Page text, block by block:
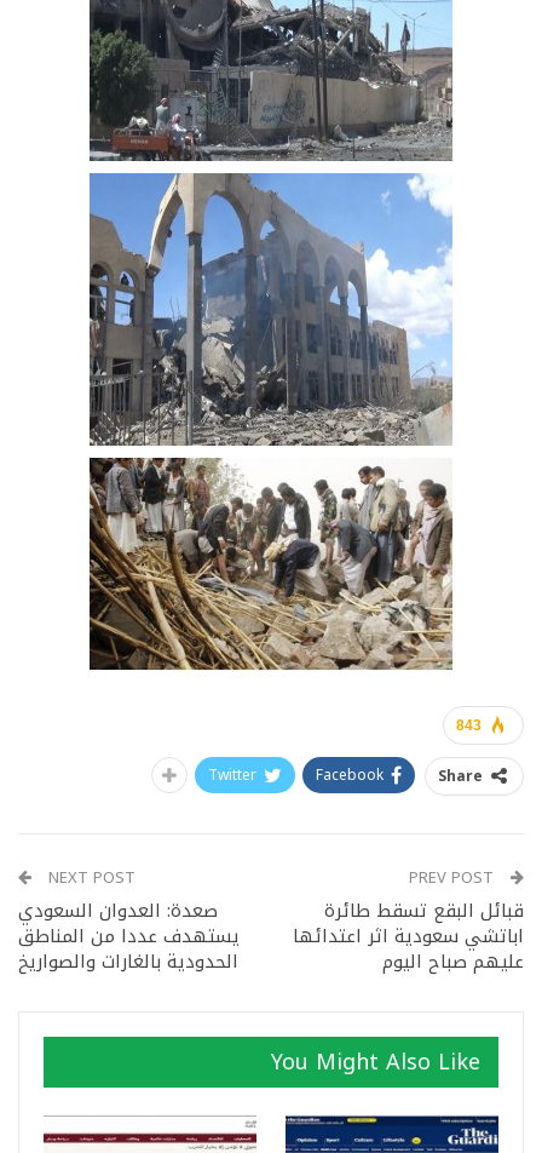
843
Share
Facebook
Twitter
قبائل البقع تسقط طائرة
اباتشي سعودية اثر اعتدائها
عليهم صباح اليوم
NEXT POST
صعدة: العدوان السعودي
يستهدف عددا من المناطق
الحدودية بالغارات والصواريخ
You Might Also Like